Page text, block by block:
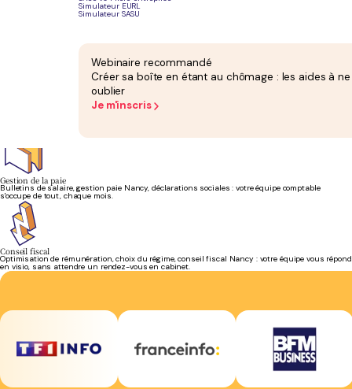
Simulateur EURL
Simulateur SASU
Webinaire recommandé
Créer sa boîte en étant au chômage : les aides à
oublier
Je m'inscris
Votre bilan annuel attesté et votre liasse fiscale sont inclus dans l'abonnement. Pas de
supplément en fin d'exercice.
Gestion de la paie
Bulletins de salaire, gestion paie Nancy, déclarations sociales : votre équipe comptable
s'occupe de tout, chaque mois.
Conseil fiscal
Optimisation de rémunération, choix du régime, conseil fiscal Nancy : votre équipe vous répond
en visio, sans attendre un rendez-vous en cabinet.